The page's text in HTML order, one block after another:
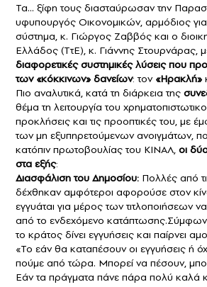
Τα… ξίφη τους διασταύρωσαν την
υφυπουργός Οικονομικών, αρμόδιος για
σύστημα, κ. Γιώργος Ζαββός και ο
Ελλάδος (ΤτΕ), κ. Γιάννης Στουρνάρας,
διαφορετικές συστημικές λύσεις που
των «κόκκινων» δανείων: τον «Ηρακλή»
Πιο αναλυτικά, κατά τη διάρκεια της
θέμα τη λειτουργία του
προκλήσεις και τις προοπτικές του, με
των μη εξυπηρετούμενων ανοιγμάτων,
κατόπιν πρωτοβουλίας του ΚΙΝΑΛ, οι
στα εξής:
Διασφάλιση του Δημοσίου: Πολλές από
δέχθηκαν αμφότεροι αφορούσε στον
εγγυάται για μέρος των τιτλοποιήσεων
από το ενδεχόμενο
το κράτος δίνει εγγυήσεις και παίρνει
«Το εάν θα καταπέσουν οι εγγυήσεις ή
πούμε από τώρα. Μπορεί να πέσουν,
Εάν τα πράγματα πάνε πάρα πολύ καλά